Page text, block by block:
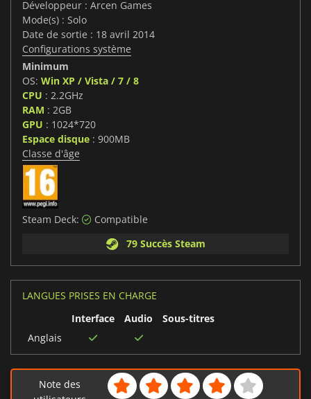
Développeur : Arcen Games
Mode(s) : Solo
Date de sortie : 18 avril 2014
Configurations système
Minimum
OS: Win XP / Vista / 7 / 8
CPU : 2.2GHz
RAM : 2GB
GPU : 1024*720
Espace disque : 900MB
Classe d'âge
Steam Deck:
Compatible
79 Succès Steam
LANGUES PRISES EN CHARGE
Interface
Audio
Sous-titres
Anglais
Note des